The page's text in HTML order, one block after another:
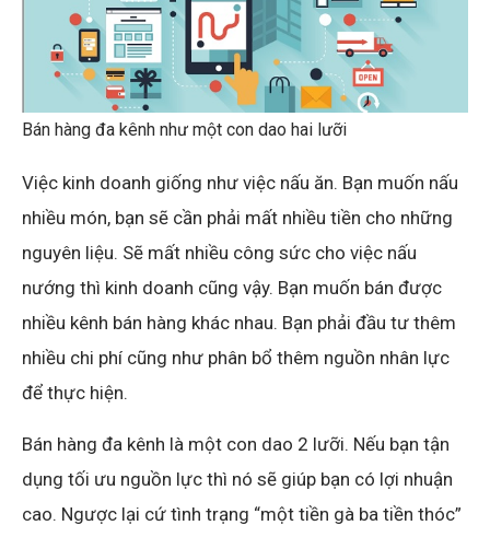
Bán hàng đa kênh như một con dao hai lưỡi
Việc kinh doanh giống như việc nấu ăn. Bạn muốn nấu
nhiều món, bạn sẽ cần phải mất nhiều tiền cho những
nguyên liệu. Sẽ mất nhiều công sức cho việc nấu
nướng thì kinh doanh cũng vậy. Bạn muốn bán được
nhiều kênh bán hàng khác nhau. Bạn phải đầu tư thêm
nhiều chi phí cũng như phân bổ thêm nguồn nhân lực
để thực hiện.
Bán hàng đa kênh là một con dao 2 lưỡi. Nếu bạn tận
dụng tối ưu nguồn lực thì nó sẽ giúp bạn có lợi nhuận
cao. Ngược lại cứ tình trạng “một tiền gà ba tiền thóc”